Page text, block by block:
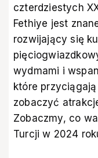
czterdziestych
Fethiye jest
rozwijający się
wydmami i
które
zobaczyć
Zobaczmy, co
Turcji w 2024